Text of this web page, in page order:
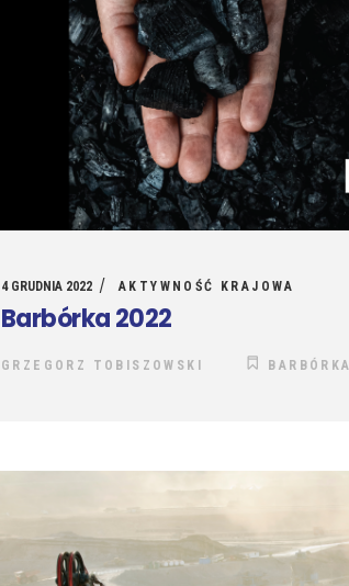
4 GRUDNIA 2022 AKTYWNOŚĆ KRAJOWA
Barbórka 2022
GRZEGORZ TOBISZOWSKI BARBÓRKA